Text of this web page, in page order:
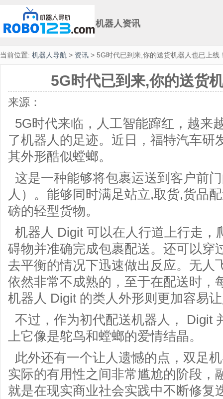
机器人资讯
当前位置: 机器人导航 > 资讯 > 5G时代已到来,你的送货机器人也已上线
5G时代已到来,你的送货
来源：
5G时代来临，人工智能蹿红，越来
了机器人的足迹。近日，福特汽车研
其外形酷似螳螂。
这是一种能够将包裹运送到客户前
人）。能够同时满足站立,取货,货品
磅的轻型货物。
机器人 Digit 可以在人行道上行走，
碍物并准确完成包裹配送。还可以穿
去平衡的情况下迅速做出反应。无人
依然非常不成熟的，至于在配送时，
机器人 Digit 的类人外形则更加容易
不过，作为初代配送机器人， Digit
上它像是鸵鸟和螳螂的爱情结晶。
此外还有一个让人遗憾的点，双足
实际的有用性之间非常尴尬的阶段，
就是在现实商业社会实践中不断修复